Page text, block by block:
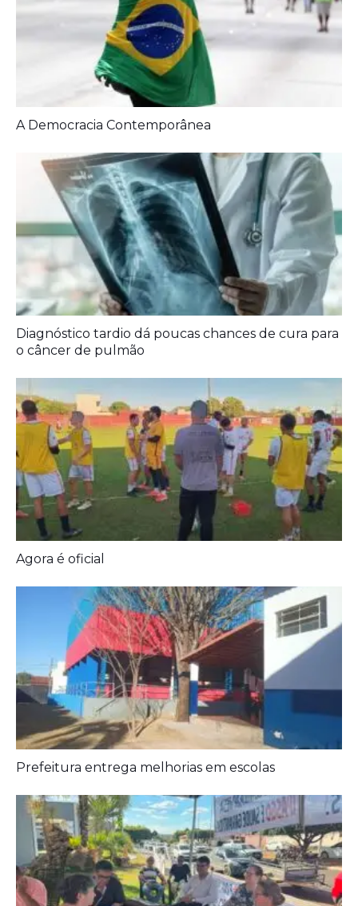
A Democracia Contemporânea
Diagnóstico tardio dá poucas chances de cura para
o câncer de pulmão
Agora é oficial
Prefeitura entrega melhorias em escolas